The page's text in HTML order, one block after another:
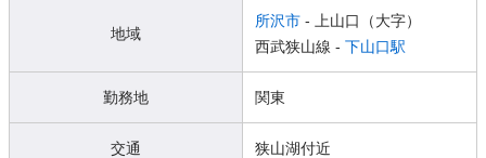
地域
所沢市 - 上山口（大字）
西武狭山線 - 下山口駅
勤務地 関東
交通 狭山湖付近